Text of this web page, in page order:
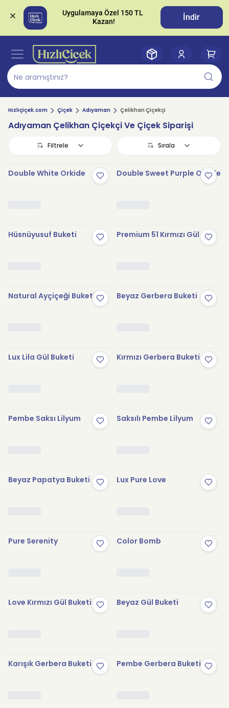
Uygulamaya Özel 150 TL
İndir
Hızlıçiçek.com Çiçek Adıyaman Çelikhan Çiçekçi
Adıyaman Çelikhan Çiçekçi Ve Çiçek Siparişi
Filtrele Sırala
Double White Orkide Double Sweet Purple Orkide
Hüsnüyusuf Buketi Premium 51 Kırmızı Gül
Natural Ayçiçeği Buketi Beyaz Gerbera Buketi
Lux Lila Gül Buketi Kırmızı Gerbera Buketi
Pembe Saksı Lilyum Saksılı Pembe Lilyum
Beyaz Papatya Buketi Lux Pure Love
Pure Serenity Color Bomb
Love Kırmızı Gül Buketi Beyaz Gül Buketi
Karışık Gerbera Buketi Pembe Gerbera Buketi